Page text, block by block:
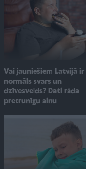
Vai jauniešiem Latvijā ir
normāls svars un
dzīvesveids? Dati rāda
pretrunīgu ainu